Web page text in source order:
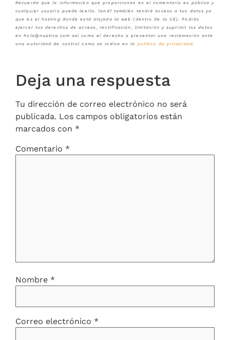
Recuerda que la información que proporcionas en el comentario es pública y
cualquier usuario puede leerla. 1and1 también tendrá acceso a tus datos ya
que es el hosting donde está alojada la web (dentro de la UE). Podrás
ejercer tus derechos de acceso, rectificación, limitación y suprimir los datos
en hola@nuptica.com así como el derecho a presentar una reclamación ante
una autoridad de control como se indica en la política de privacidad.
Deja una respuesta
Tu dirección de correo electrónico no será
publicada. Los campos obligatorios están
marcados con *
Comentario *
Nombre *
Correo electrónico *